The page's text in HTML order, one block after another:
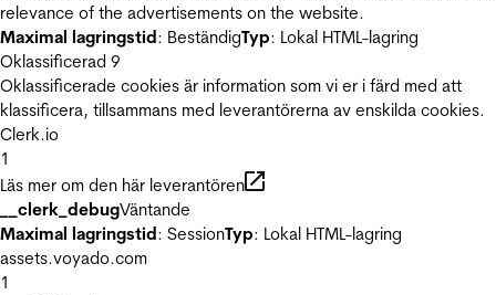
relevance of the advertisements on the website.
Maximal lagringstid: BeständigTyp: Lokal HTML-lagring
Oklassificerad 9
Oklassificerade cookies är information som vi er i färd med att
klassificera, tillsammans med leverantörerna av enskilda cookies.
Clerk.io
1
Läs mer om den här leverantören
__clerk_debugVäntande
Maximal lagringstid: SessionTyp: Lokal HTML-lagring
assets.voyado.com
1